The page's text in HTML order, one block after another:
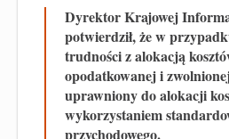
Dyrektor Krajowej
potwierdził,żew
trudności z alokacją
opodatkowanej i
uprawniony do alokacji
wykorzystaniem
przychodowego.